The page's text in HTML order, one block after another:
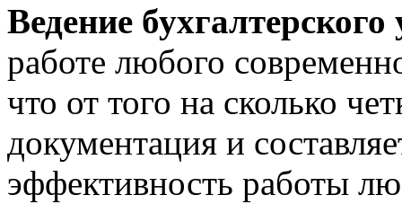
Ведение бухгалтерского
работе любого
что от того на сколько
документация и
эффективность работы